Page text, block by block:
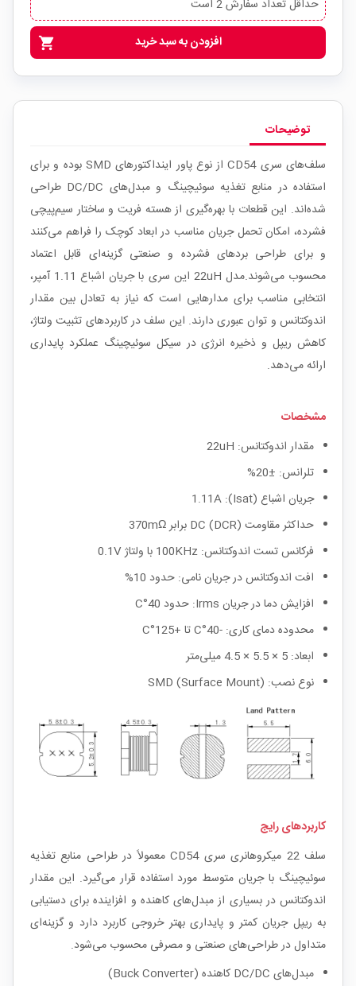
حداقل تعداد سفارش 2 است
shopping_cart افزودن به سبد خرید
توضیحات
سلف‌های سری CD54 از نوع پاور اینداکتورهای SMD بوده و برای
استفاده در منابع تغذیه سوئیچینگ و مبدل‌های DC/DC طراحی
شده‌اند. این قطعات با بهره‌گیری از هسته فریت و ساختار سیم‌پیچی
فشرده، امکان تحمل جریان مناسب در ابعاد کوچک را فراهم می‌کنند
و برای طراحی بردهای فشرده و صنعتی گزینه‌ای قابل اعتماد
محسوب می‌شوند.مدل 22uH این سری با جریان اشباع 1.11 آمپر،
انتخابی مناسب برای مدارهایی است که نیاز به تعادل بین مقدار
اندوکتانس و توان عبوری دارند. این سلف در کاربردهای تثبیت ولتاژ،
کاهش ریپل و ذخیره انرژی در سیکل سوئیچینگ عملکرد پایداری
ارائه می‌دهد.
مشخصات
مقدار اندوکتانس: 22uH
تلرانس: ±20%
جریان اشباع (Isat): 1.11A
حداکثر مقاومت DC (DCR) برابر 370mΩ
فرکانس تست اندوکتانس: 100KHz با ولتاژ 0.1V
افت اندوکتانس در جریان نامی: حدود 10%
افزایش دما در جریان Irms: حدود 40°C
محدوده دمای کاری: -40°C تا +125°C
ابعاد: 5 × 5.5 × 4.5 میلی‌متر
نوع نصب: SMD (Surface Mount)
کاربردهای رایج
سلف 22 میکروهانری سری CD54 معمولاً در طراحی منابع تغذیه
سوئیچینگ با جریان متوسط مورد استفاده قرار می‌گیرد. این مقدار
اندوکتانس در بسیاری از مبدل‌های کاهنده و افزاینده برای دستیابی
به ریپل جریان کمتر و پایداری بهتر خروجی کاربرد دارد و گزینه‌ای
متداول در طراحی‌های صنعتی و مصرفی محسوب می‌شود.
مبدل‌های DC/DC کاهنده (Buck Converter)